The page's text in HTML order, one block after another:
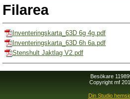
Filarea
Inventeringskarta_63D 6g 4g.pdf
Inventeringskarta_63D 6h 6a.pdf
Stenshult Jaktlag V2.pdf
Besökare
Copyright mf
Din Studio